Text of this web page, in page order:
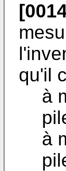
qu'il
à
à